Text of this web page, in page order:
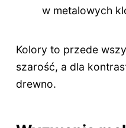
w metalowych
Kolory to przede
szarość, a dla
drewno.